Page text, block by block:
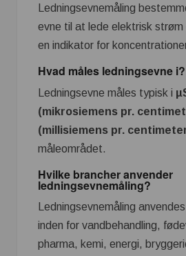
Ledningsevnemåling
evne til at lede elektrisk strøm
en indikator for
Hvad måles ledningsevne i?
Ledningsevne måles typisk i
(mikrosiemens pr.
(millisiemens pr.
måleområdet.
Hvilke brancher anvender
ledningsevnemåling?
Ledningsevnemåling
inden for vandbehandling,
pharma, kemi, energi,